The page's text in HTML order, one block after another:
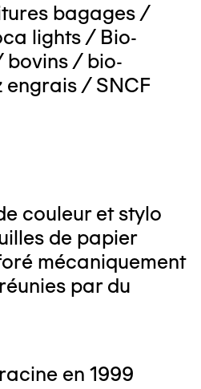
bagages /
lights / Bio-
bovins / bio-
/ SNCF
couleur et stylo
de papier
mécaniquement
par du
en 1999